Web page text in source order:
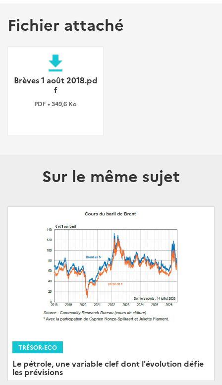
Fichier attaché
file_download
Brèves 1 août 2018.pd
f
PDF • 349,6 Ko
Sur le même sujet
TRÉSOR-ECO
Le pétrole, une variable clef dont l'évolution défie
les prévisions